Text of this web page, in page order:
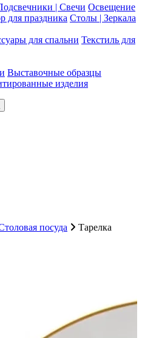
| Свечи Освещение
для праздника Столы | Зеркала
для спальни Текстиль для
Выставочные образцы
изделия
посуда
Тарелка